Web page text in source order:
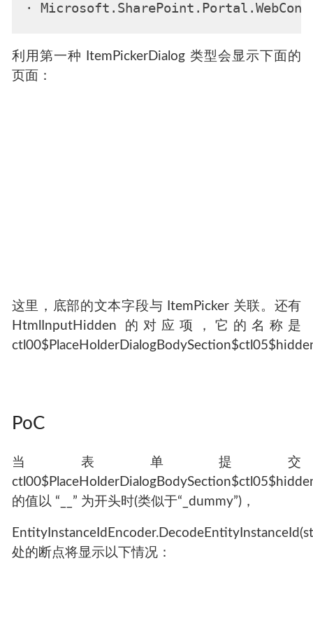
利用第一种 ItemPickerDialog 类型会显示下面的
页面：
这里，底部的文本字段与 ItemPicker 关联。还有
HtmlInputHidden 的对应项，它的名称是
PoC
当表单提交
的值以 “__” 为开头时(类似于“_dummy”)，
处的断点将显示以下情况：